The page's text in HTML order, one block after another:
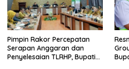
Pimpin Rakor Percepatan
Serapan Anggaran dan
Penyelesaian TLRHP, Bupati